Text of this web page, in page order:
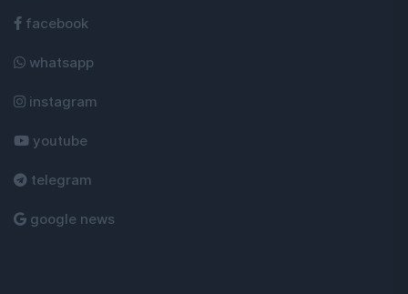
facebook
whatsapp
instagram
youtube
telegram
google news